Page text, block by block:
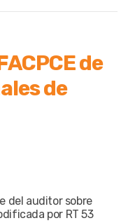
de
de
del auditor sobre
por RT 53